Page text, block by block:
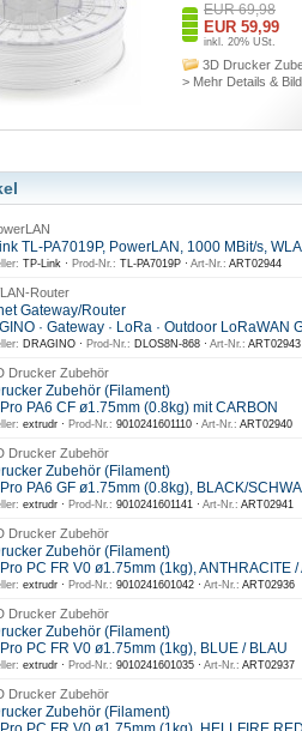
EUR 69,98
EUR 59,99
inkl. 20% USt.
3D Drucker
> Mehr Details &
TL-PA7019P, PowerLAN, 1000 MBit/s,
TP-Link · Prod-Nr.: TL-PA7019P · Art-Nr.: ART02944
Router
Gateway/Router
· Gateway · LoRa · Outdoor LoRaWAN
DRAGINO · Prod-Nr.: DLOS8N-868 · Art-Nr.: ART02943
Drucker Zubehör
Zubehör (Filament)
PA6 CF ø1.75mm (0.8kg) mit CARBON
extrudr · Prod-Nr.: 9010241601110 · Art-Nr.: ART02940
Drucker Zubehör
Zubehör (Filament)
PA6 GF ø1.75mm (0.8kg), BLACK/
extrudr · Prod-Nr.: 9010241601141 · Art-Nr.: ART02941
Drucker Zubehör
Zubehör (Filament)
PC FR V0 ø1.75mm (1kg), ANTHRACITE /
extrudr · Prod-Nr.: 9010241601042 · Art-Nr.: ART02936
Drucker Zubehör
Zubehör (Filament)
PC FR V0 ø1.75mm (1kg), BLUE / BLAU
extrudr · Prod-Nr.: 9010241601035 · Art-Nr.: ART02937
Drucker Zubehör
Zubehör (Filament)